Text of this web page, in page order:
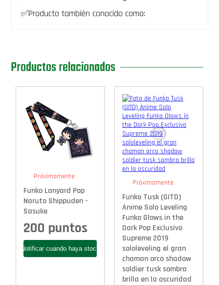
✅Producto también conocido como:
Productos relacionados
Próximamente
Funko Lanyard Pop
Naruto Shippuden -
Sasuke
200 puntos
Próximamente
Funko Tusk (GITD)
Anime Solo Leveling
Funko Glows in the
Dark Pop Exclusivo
Supreme 2019
sololeveling el gran
chaman orco shadow
soldier tusk sombra
brilla en la oscuridad